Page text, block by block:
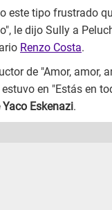
este tipo frustrado
le dijo Sully a
Renzo Costa.
de "Amor, amor,
en "Estás en
Yaco Eskenazi.